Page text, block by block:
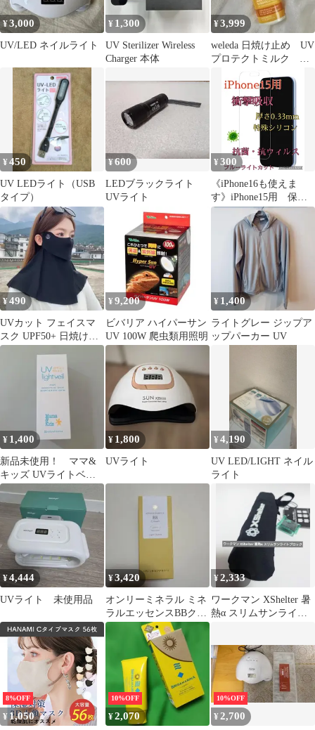
¥3,000
UV/LED ネイルライト
¥ 1,300
UV Sterilizer Wireless
Charger 本体
¥3,999
weleda 日焼け止め UV
プロテクトミルク ヴ
ェレダ 90ml
¥450
UV LEDライト（USB
タイプ）
¥600
LEDブラックライト
UVライト
¥300
《iPhone16も使えま
す》iPhone15用 保護
フィルム 衝撃吸収
割れない ブルーライ
トカット
¥490
UVカット フェイスマ
スク UPF50+ 日焼け防
止
¥ 9,200
ビバリア ハイパーサン
UV 100W 爬虫類用照明
¥ 1,400
ライトグレー ジップア
ップパーカー UV
¥ 1,400
新品未使用！ ママ&
キッズ UVライトベー
ル 日焼け止め乳液
90ml
¥ 1,800
UVライト
¥4,190
UV LED/LIGHT ネイル
ライト
¥4,444
UVライト 未使用品
¥3,420
オンリーミネラル ミネ
ラルエッセンスBBクリ
ーム ウルトラ
¥2,333
ワークマン XShelter 暑
熱α スリムサンライト
8%OFF
¥ 1,050
10%OFF
¥2,070
10%OFF
¥ 2,700